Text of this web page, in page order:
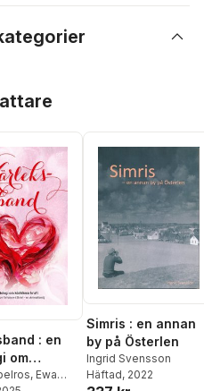
: en
om
kraft
, Ewa
Simris : en annan
by på Österlen
Ingrid Svensson
Häftad, 2022